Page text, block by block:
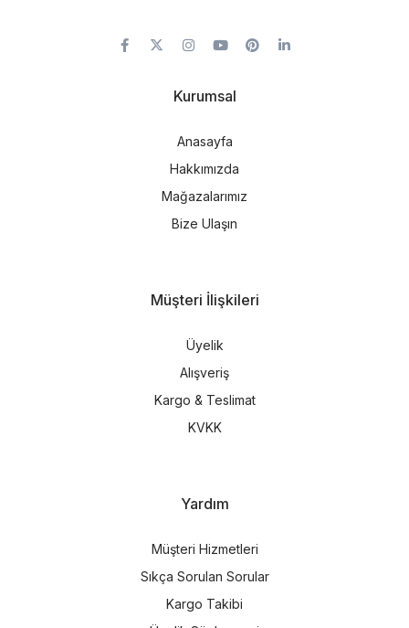
Kurumsal
Anasayfa
Hakkımızda
Mağazalarımız
Bize Ulaşın
Müşteri İlişkileri
Üyelik
Alışveriş
Kargo & Teslimat
KVKK
Yardım
Müşteri Hizmetleri
Sıkça Sorulan Sorular
Kargo Takibi